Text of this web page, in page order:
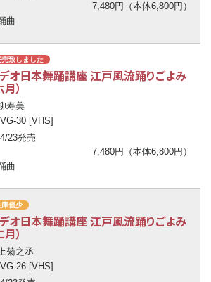
7,480円（本体6,800円）
曲
売致しました
オ日本舞踊講座 江戸風流踊りごよみ
月）
寿美
30 [VHS]
23発売
7,480円（本体6,800円）
曲
庫僅少
オ日本舞踊講座 江戸風流踊りごよみ
月）
菊之丞
26 [VHS]